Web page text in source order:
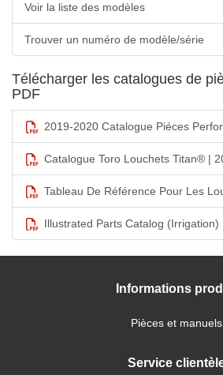
Voir la liste des modèles
Trouver un numéro de modèle/série
Télécharger les catalogues de
PDF
2019-2020 Catalogue Piéces
Catalogue Toro Louchets Titan® |
Tableau De Référence Pour Les
Illustrated Parts Catalog (Irrigation)
Informations
Pièces et manuels
Service